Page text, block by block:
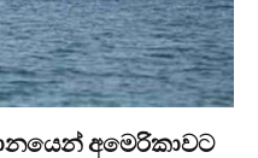
අමෙරිකාවට